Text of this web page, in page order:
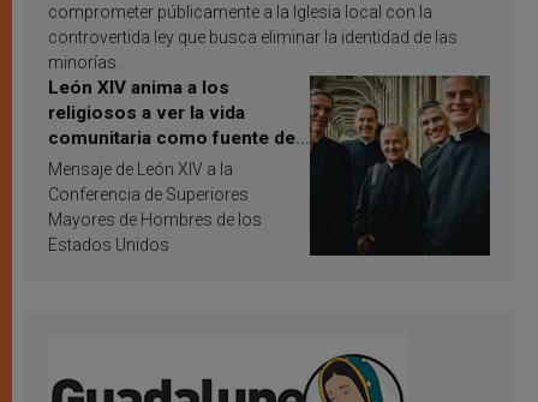
comprometer públicamente a la Iglesia local con la
controvertida ley que busca eliminar la identidad de las
minorías.
León XIV anima a los
religiosos a ver la vida
comunitaria como fuente de
inspiración y santificación
Mensaje de León XIV a la
Conferencia de Superiores
Mayores de Hombres de los
Estados Unidos